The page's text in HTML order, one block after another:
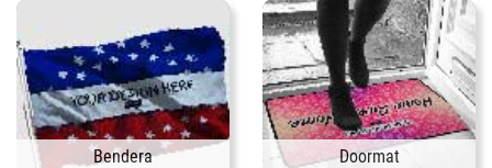
Bendera Doormat